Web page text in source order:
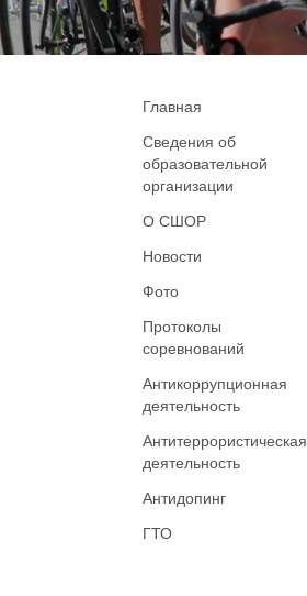
Главная
Сведения об
образовательной
организации
О СШОР
Новости
Фото
Протоколы
соревнований
Антикоррупционная
деятельность
Антитеррористическая
деятельность
Антидопинг
ГТО